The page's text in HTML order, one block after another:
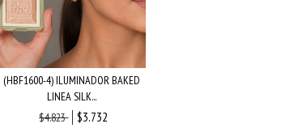
(HBF1600-4) ILUMINADOR BAKED
LINEA SILK...
$4.823
$3.732